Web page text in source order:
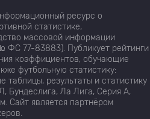
ресурс о
статистике,
массовой информации
ФС 77-83883). Публикует рейтинги
коэффициентов, обучающие
футбольную статистику:
таблицы, результаты и статистику
Бундеслига, Ла Лига, Серия А,
Сайт является партнёром